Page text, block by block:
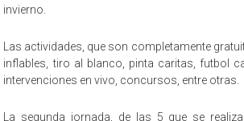
invierno.
Las actividades, que son completamente
inflables, tiro al blanco, pinta caritas, futbol
intervenciones en vivo, concursos, entre otras.
La segunda jornada, de las 5 que se